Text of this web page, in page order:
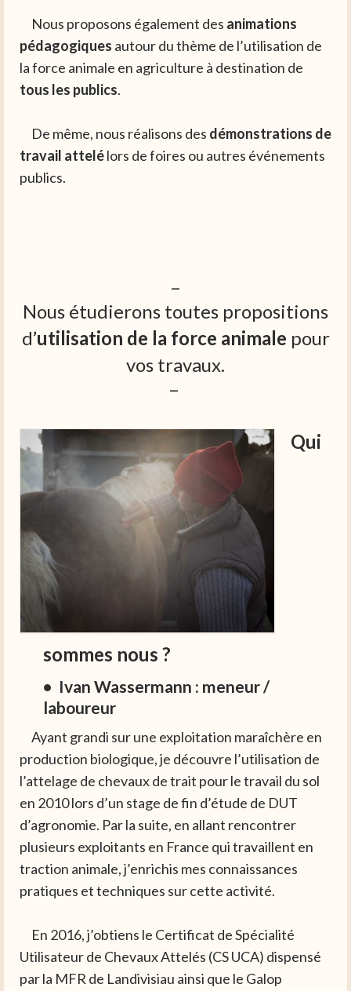
Nous proposons également des animations
pédagogiques autour du thème de l’utilisation de
la force animale en agriculture à destination de
tous les publics.
De même, nous réalisons des démonstrations de
travail attelélors de foires ou autres événements
publics.
–
Nous étudierons toutes propositions
d’utilisation de la force animale pour
vos travaux.
–
Qui
sommes nous ?
• Ivan Wassermann : meneur /
laboureur
Ayant grandi sur une exploitation maraîchère en
production biologique, je découvre l’utilisation de
l’attelage de chevaux de trait pour le travail du sol
en 2010 lors d’un stage de fin d’étude de DUT
d’agronomie. Par la suite, en allant rencontrer
plusieurs exploitants en France qui travaillent en
traction animale, j’enrichis mes connaissances
pratiques et techniques sur cette activité.
En 2016, j’obtiens le Certificat de Spécialité
Utilisateur de Chevaux Attelés (CS UCA) dispensé
par la MFR de Landivisiau ainsi que le Galop